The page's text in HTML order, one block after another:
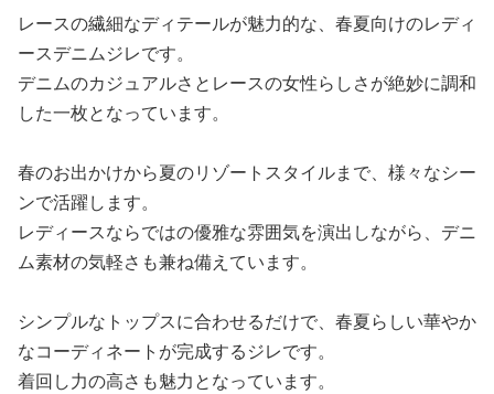
レースの繊細なディテールが魅力的な、春夏向けのレディ
ースデニムジレです。
デニムのカジュアルさとレースの女性らしさが絶妙に調和
した一枚となっています。
春のお出かけから夏のリゾートスタイルまで、様々なシー
ンで活躍します。
レディースならではの優雅な雰囲気を演出しながら、デニ
ム素材の気軽さも兼ね備えています。
シンプルなトップスに合わせるだけで、春夏らしい華やか
なコーディネートが完成するジレです。
着回し力の高さも魅力となっています。